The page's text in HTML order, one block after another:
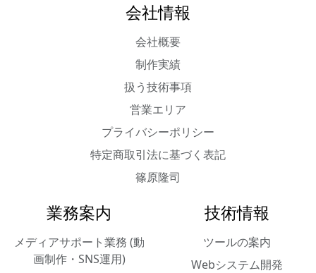
会社情報
会社概要
制作実績
扱う技術事項
営業エリア
プライバシーポリシー
特定商取引法に基づく表記
篠原隆司
業務案内
メディアサポート業務 (動
画制作・SNS運用)
技術情報
ツールの案内
Webシステム開発